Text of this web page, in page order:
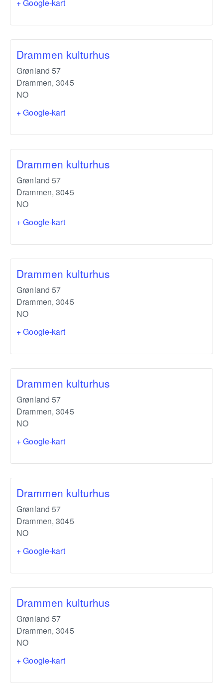
+ Google-kart
Drammen kulturhus
Grønland 57
Drammen, 3045
NO
+ Google-kart
Drammen kulturhus
Grønland 57
Drammen, 3045
NO
+ Google-kart
Drammen kulturhus
Grønland 57
Drammen, 3045
NO
+ Google-kart
Drammen kulturhus
Grønland 57
Drammen, 3045
NO
+ Google-kart
Drammen kulturhus
Grønland 57
Drammen, 3045
NO
+ Google-kart
Drammen kulturhus
Grønland 57
Drammen, 3045
NO
+ Google-kart